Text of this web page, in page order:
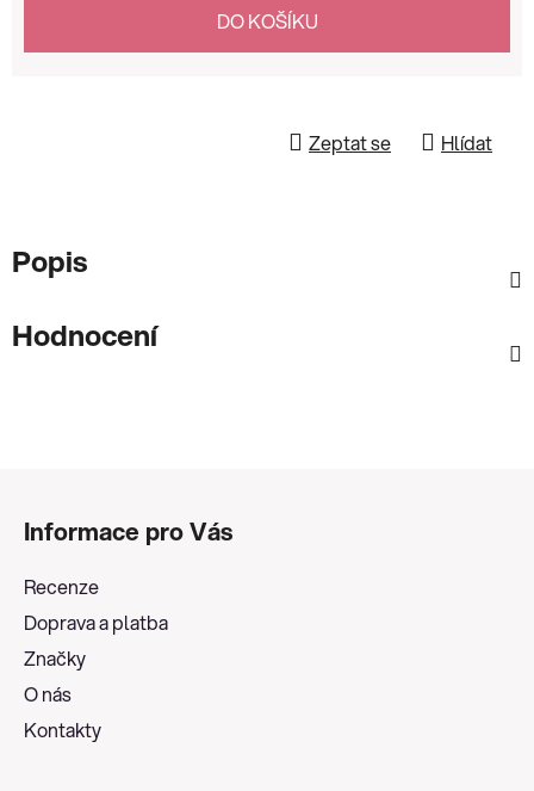
DO KOŠÍKU
Zeptat se Hlídat
Popis
Hodnocení
Informace pro Vás
Recenze
Doprava a platba
Značky
O nás
Kontakty